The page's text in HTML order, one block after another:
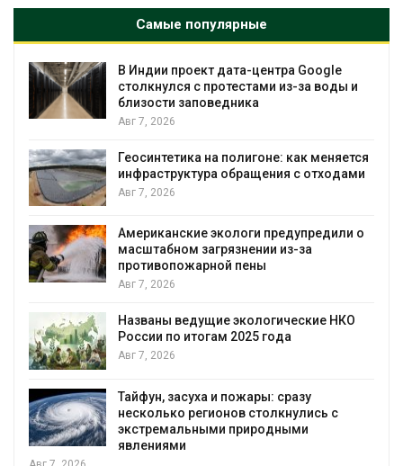
Самые популярные
и
о
Дождевая вода с крыш может
городам переживать жару
Авг 7, 2026
строительство мусорных объектов и
уборку контейнерных площадок
Авг 7, 2026
Панамский канал вновь ограничивает
загрузку судов из-за дефицита
воды
Авг 6, 2026
В китайской провинции Шэньси из-за
паводков эвакуировали более 140
человек
МЕГА и ВкусВилл установили
экообменники для сбора вторсырья
Авг 6, 2026